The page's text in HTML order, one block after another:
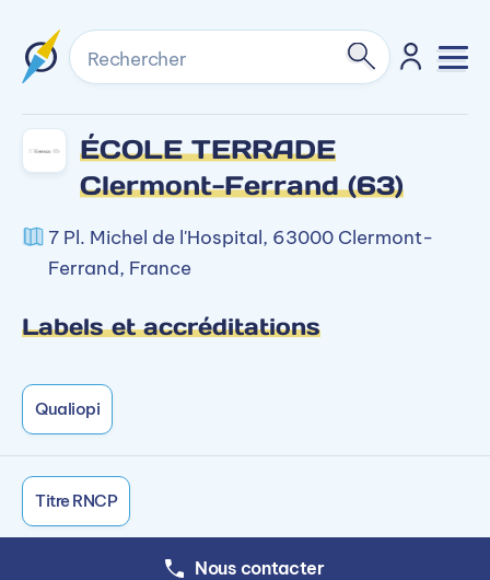
Rechercher
ÉCOLE TERRADE
Clermont-Ferrand (63)
7 Pl. Michel de l'Hospital, 63000 Clermont-
Ferrand, France
Labels et accréditations
Qualiopi
Titre RNCP
Nous contacter